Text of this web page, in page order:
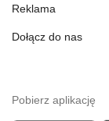
Reklama
Dołącz do nas
Pobierz aplikację